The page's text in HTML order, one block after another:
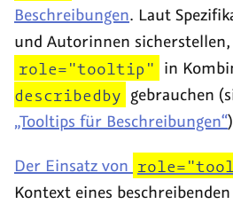
Beschreibungen. Laut
und Autorinnen sicherstellen,
role="tooltip" in
describedby gebrauchen
„Tooltips für Beschreibungen“
Der Einsatz von
Kontext eines beschreibenden